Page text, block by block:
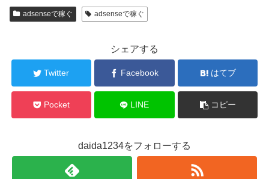
adsenseで稼ぐ adsenseで稼ぐ
シェアする
Twitter Facebook はてブ
Pocket LINE コピー
daida1234をフォローする